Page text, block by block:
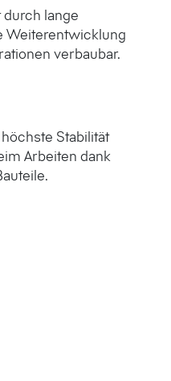
lange
Weiterentwicklung
verbaubar.
Stabilität
Arbeiten dank